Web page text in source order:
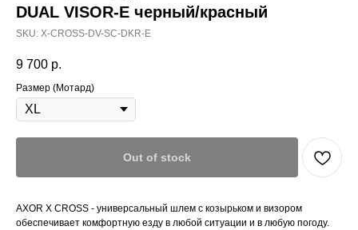
DUAL VISOR-E черный/красный
SKU: X-CROSS-DV-SC-DKR-E
9 700 р.
Размер (Мотард)
Out of stock
AXOR X CROSS - универсальный шлем с козырьком и визором
обеспечивает комфортную езду в любой ситуации и в любую погоду.